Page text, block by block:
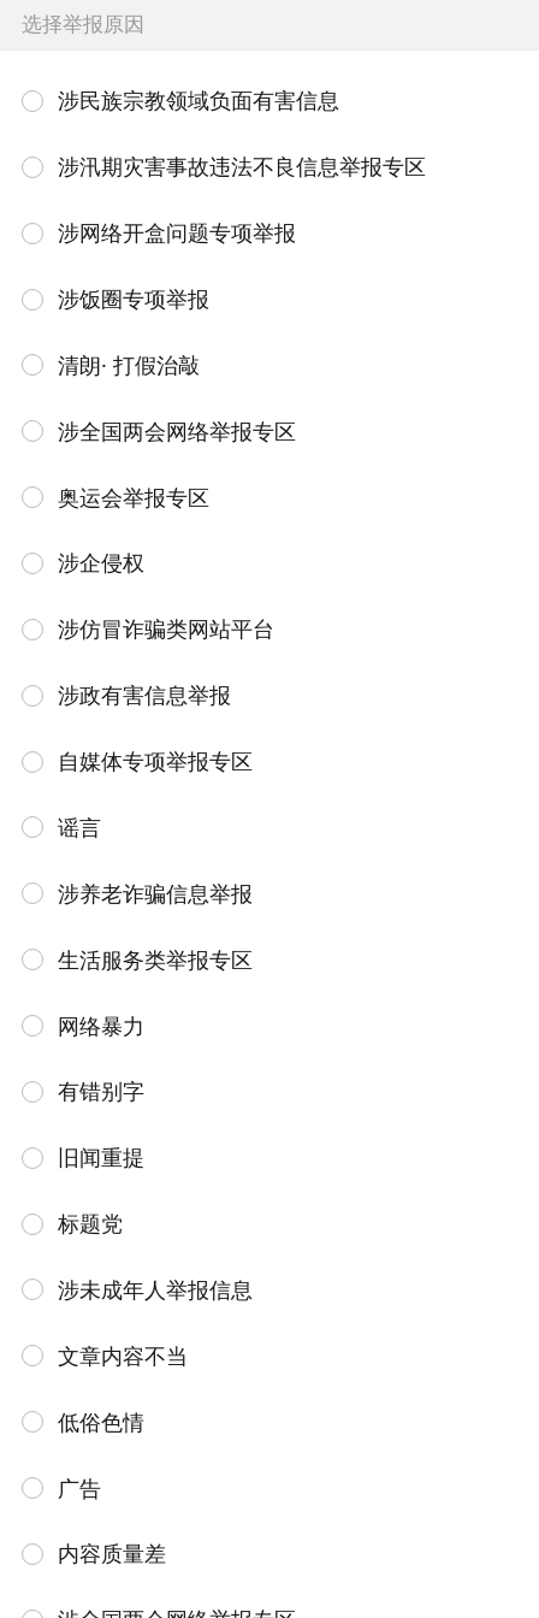
选择举报原因
涉民族宗教领域负面有害信息
涉汛期灾害事故违法不良信息举报专区
涉网络开盒问题专项举报
涉饭圈专项举报
清朗· 打假治敲
涉全国两会网络举报专区
奥运会举报专区
涉企侵权
涉仿冒诈骗类网站平台
涉政有害信息举报
自媒体专项举报专区
谣言
涉养老诈骗信息举报
生活服务类举报专区
网络暴力
有错别字
旧闻重提
标题党
涉未成年人举报信息
文章内容不当
低俗色情
广告
内容质量差